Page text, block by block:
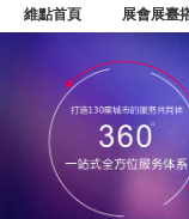
維點首頁 展會展臺
廣州展臺